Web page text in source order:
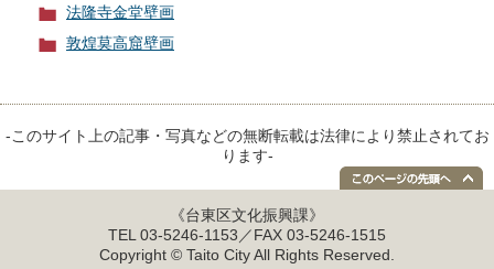
法隆寺金堂壁画
敦煌莫高窟壁画
-このサイト上の記事・写真などの無断転載は法律により禁止されてお
ります-
《台東区文化振興課》
TEL 03-5246-1153／FAX 03-5246-1515
Copyright © Taito City All Rights Reserved.